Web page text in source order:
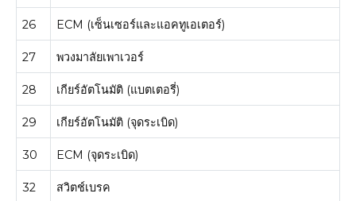
26 ECM (เซ็นเซอร์และแอคทูเอเตอร์)
27 พวงมาลัยเพาเวอร์
28 เกียร์อัตโนมัติ (แบตเตอรี่)
29 เกียร์อัตโนมัติ (จุดระเบิด)
30 ECM (จุดระเบิด)
32 สวิตช์เบรค